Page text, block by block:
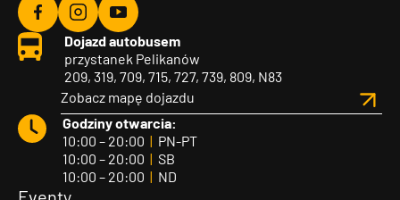
Agvo
Facebook
Agvo
Instagram
Agvo
YouTube
Dojazd autobusem
przystanek Pelikanów
209, 319, 709, 715, 727, 739, 809, N83
Zobacz mapę dojazdu
Godziny otwarcia:
10:00 – 20:00 | PN-PT
10:00 – 20:00 | SB
10:00 – 20:00 | ND